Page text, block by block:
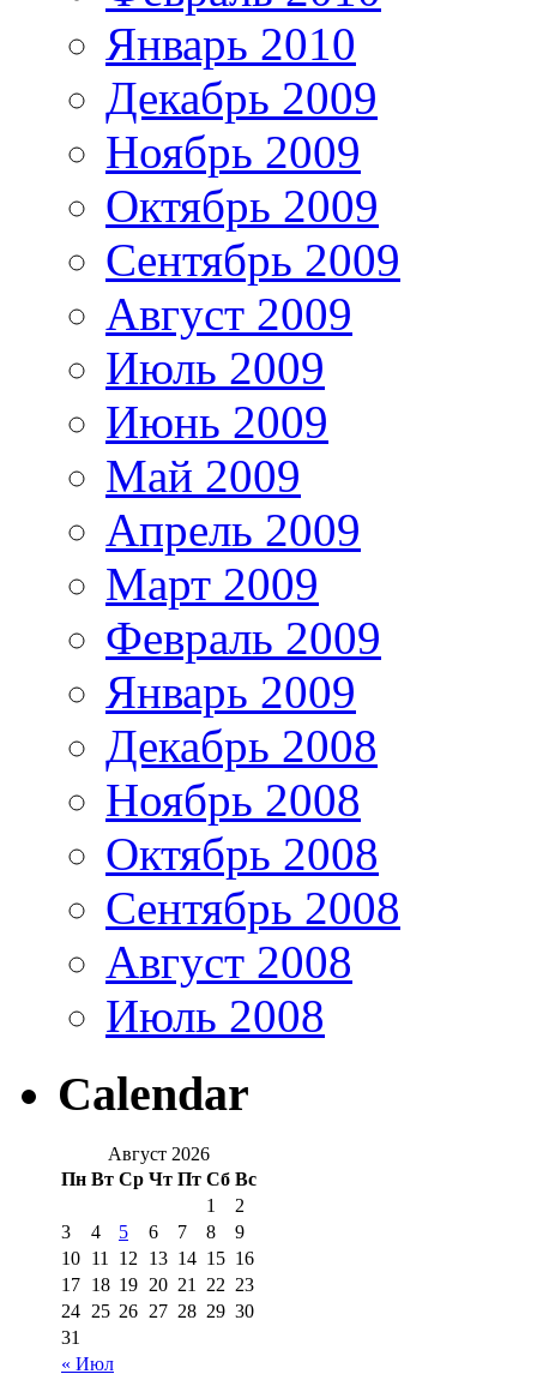
Январь 2010
Декабрь 2009
Ноябрь 2009
Октябрь 2009
Сентябрь 2009
Август 2009
Июль 2009
Июнь 2009
Май 2009
Апрель 2009
Март 2009
Февраль 2009
Январь 2009
Декабрь 2008
Ноябрь 2008
Октябрь 2008
Сентябрь 2008
Август 2008
Июль 2008
Calendar
Август 2026
Пн Вт Ср Чт Пт Сб Вс
« Июл
1
2
3
4 5 6 7 8
9
10 11 12 13 14 15 16
17 18 19 20 21 22 23
24 25 26 27 28 29 30
31